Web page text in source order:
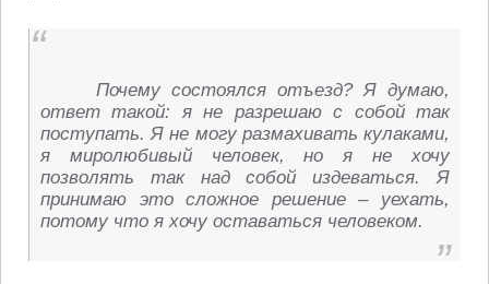
Почему состоялся отъезд? Я думаю,
ответ такой: я не разрешаю с собой так
поступать. Я не могу размахивать кулаками,
я миролюбивый человек, но я не хочу
позволять так над собой издеваться. Я
принимаю это сложное решение – уехать,
потому что я хочу оставаться человеком.